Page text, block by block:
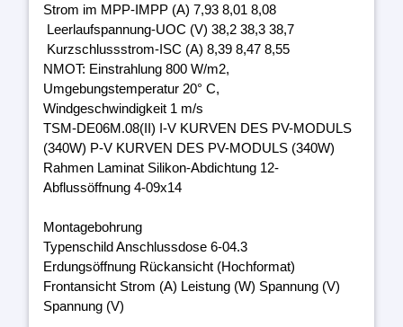
Strom im MPP-IMPP (A) 7,93 8,01 8,08
Leerlaufspannung-UOC (V) 38,2 38,3 38,7
Kurzschlussstrom-ISC (A) 8,39 8,47 8,55
NMOT: Einstrahlung 800 W/m2,
Umgebungstemperatur 20° C,
Windgeschwindigkeit 1 m/s
TSM-DE06M.08(II) I-V KURVEN DES PV-MODULS
(340W) P-V KURVEN DES PV-MODULS (340W)
Rahmen Laminat Silikon-Abdichtung 12-
Abflussöffnung 4-09x14
Montagebohrung
Typenschild Anschlussdose 6-04.3
Erdungsöffnung Rückansicht (Hochformat)
Frontansicht Strom (A) Leistung (W) Spannung (V)
Spannung (V)